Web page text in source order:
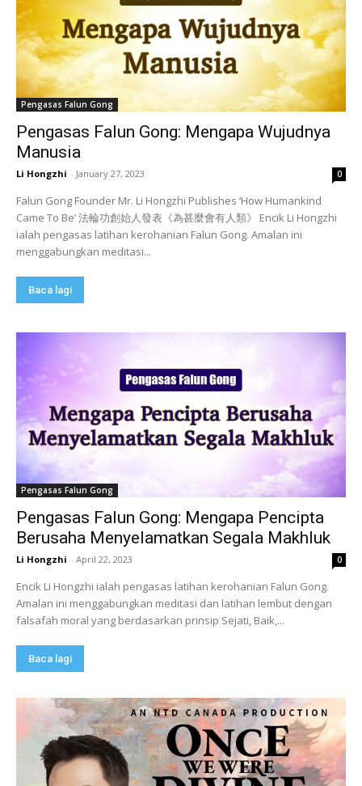
Pengasas Falun Gong
Pengasas Falun Gong: Mengapa Wujudnya
Manusia
Li Hongzhi - January 27, 2023 0
Falun Gong Founder Mr. Li Hongzhi Publishes ‘How Humankind
Came To Be’ 法輪功創始人發表《為甚麼會有人類》 Encik Li Hongzhi
ialah pengasas latihan kerohanian Falun Gong. Amalan ini
menggabungkan meditasi...
Baca lagi
Pengasas Falun Gong
Pengasas Falun Gong: Mengapa Pencipta
Berusaha Menyelamatkan Segala Makhluk
Li Hongzhi - April 22, 2023 0
Encik Li Hongzhi ialah pengasas latihan kerohanian Falun Gong.
Amalan ini menggabungkan meditasi dan latihan lembut dengan
falsafah moral yang berdasarkan prinsip Sejati, Baik,...
Baca lagi